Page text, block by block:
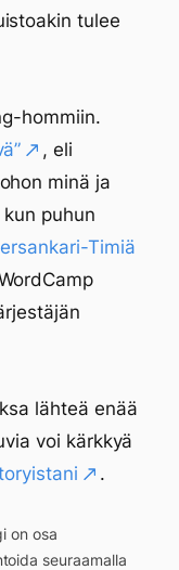
tulee
hommiin.
, eli
minä ja
puhun
Timiä
lähteä enää
voi kärkkyä
.
on osa
seuraamalla